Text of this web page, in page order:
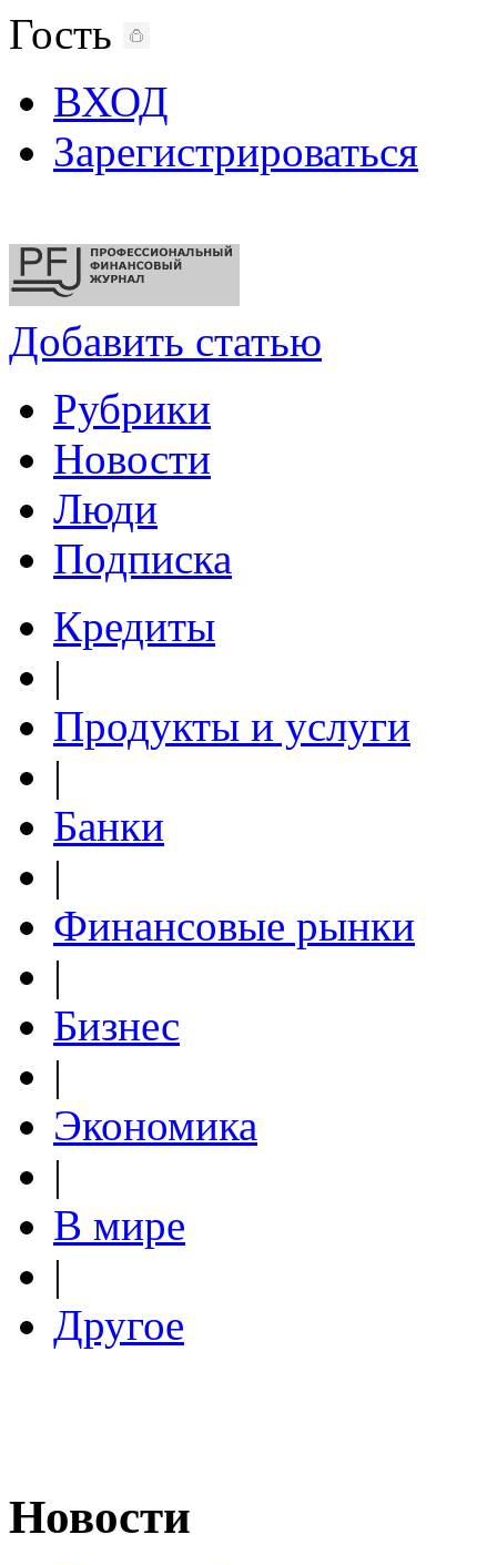
Гость
ВХОД
Зарегистрироваться
Добавить статью
Рубрики
Новости
Люди
Подписка
Кредиты
|
Продукты и услуги
|
Банки
|
Финансовые рынки
|
Бизнес
|
Экономика
|
В мире
|
Другое
Новости